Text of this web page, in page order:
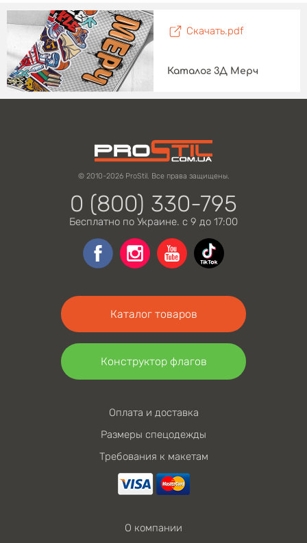
Скачать.pdf
Каталог 3Д Мерч
© 2010-2026 ProStil. Все права защищены.
0 (800) 330-795
Бесплатно по Украине. с 9 до 17:00
Каталог товаров
Конструктор флагов
Оплата и доставка
Размеры спецодежды
Требования к макетам
О компании